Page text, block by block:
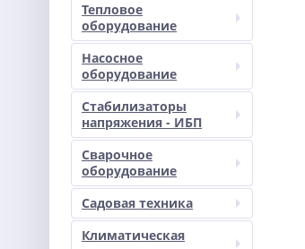
Тепловое
оборудование
Насосное
оборудование
Стабилизаторы
напряжения - ИБП
Сварочное
оборудование
Садовая техника
Климатическая